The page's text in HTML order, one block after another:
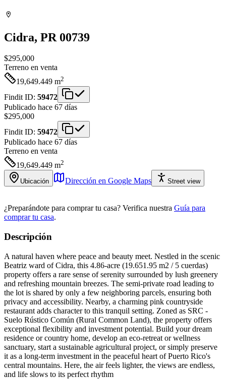
Cidra, PR 00739
$295,000
Terreno en venta
19,649.449 m2
Findit ID: 59472
Publicado hace 67 días
$295,000
Findit ID: 59472
Publicado hace 67 días
Terreno en venta
19,649.449 m2
Ubicación Dirección en Google Maps Street view
¿Preparándote para comprar tu casa? Verifica nuestra Guía para
comprar tu casa.
Descripción
A natural haven where peace and beauty meet. Nestled in the scenic
Beatriz ward of Cidra, this 4.86-acre (19.651.95 m2 / 5 cuerdas)
property offers a rare sense of serenity surrounded by lush greenery
and refreshing mountain breezes. The semi-private road leading to
the lot is shared by only a few neighboring parcels, ensuring both
privacy and accessibility. Nearby, a charming pink countryside
restaurant adds character to this tranquil setting. Zoned as SRC -
Suelo Rústico Común (Rural Common Land), the property offers
exceptional flexibility and investment potential. Build your dream
residence or country home, develop an eco-retreat or wellness
sanctuary, start a sustainable agricultural project, or simply preserve
it as a long-term investment in the peaceful heart of Puerto Rico's
central mountains. Here, the air feels lighter, the views are endless,
and life slows to its perfect rhythm